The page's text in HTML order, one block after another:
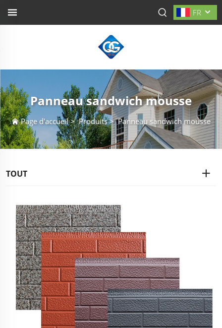
FR
Panneau sandwich mousse
Page d'accueil>Produits>Panneau sandwich mousse
TOUT